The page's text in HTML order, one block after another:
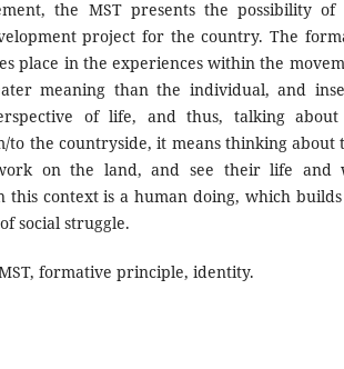
the MST presents the possibility
project for the country. The
place in the experiences within the
meaning than the individual, and
of life, and thus, talking about
to the countryside, it means thinking about
on the land, and see their life and
this context is a human doing, which
social struggle.
formative principle, identity.